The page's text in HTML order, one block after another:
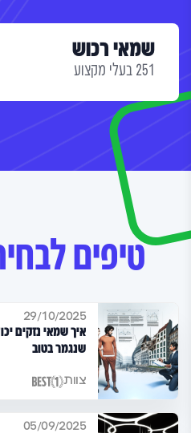
שמאי רכוש
251 בעלי מקצוע
טיפים
29/10/2025
איך שמאי נזקים
שנגמר בטוב
צוות
05/09/2025